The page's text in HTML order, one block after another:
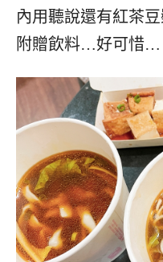
內用聽說還有紅茶
附贈飲料…好可惜…